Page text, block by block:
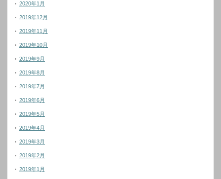
2020年1月
2019年12月
2019年11月
2019年10月
2019年9月
2019年8月
2019年7月
2019年6月
2019年5月
2019年4月
2019年3月
2019年2月
2019年1月